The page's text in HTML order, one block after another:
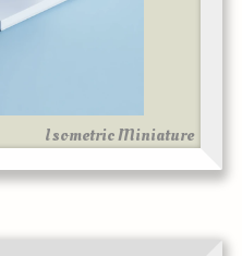
Isometric Miniature